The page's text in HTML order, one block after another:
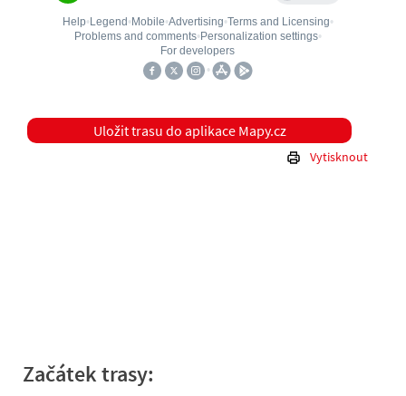
Vytisknout
Uložit trasu do aplikace Mapy.cz
Začátek trasy: